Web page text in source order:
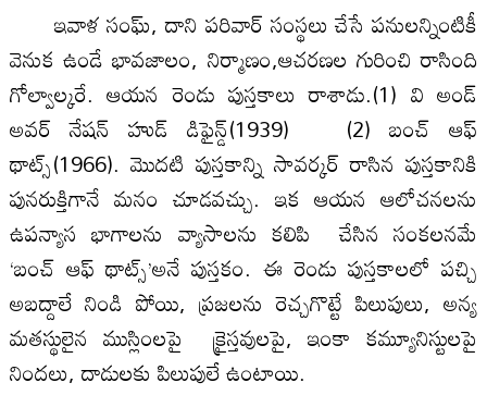
ఇవాళ సంఘ్, దాని పరివార్ సంస్థలు చేసే పనులన్నింటికీ
వెనుక ఉండే భావజాలం, నిర్మాణం,ఆచరణల గురించి రాసింది
గోల్వాల్కరే. ఆయన రెండు పుస్తకాలు రాశాడు.(1) వి అండ్
అవర్ నేషన్ హుడ్ డిఫైన్డ్(1939) (2) బంచ్ ఆఫ్
థాట్స్(1966). మొదటి పుస్తకాన్ని సావర్కర్ రాసిన పుస్తకానికి
పునరుక్తిగానే మనం చూడవచ్చు. ఇక ఆయన ఆలోచనలను
ఉపన్యాస భాగాలను వ్యాసాలను కలిపి చేసిన సంకలనమే
‘బంచ్ ఆఫ్ థాట్స్’అనే పుస్తకం. ఈ రెండు పుస్తకాలలో పచ్చి
అబద్దాలే నిండి పోయి, ప్రజలను రెచ్చగొట్టే పిలుపులు, అన్య
మతస్థులైన ముస్లింలపై క్రైస్తవులపై, ఇంకా కమ్యూనిస్టులపై
నిందలు, దాడులకు పిలుపులే ఉంటాయి.